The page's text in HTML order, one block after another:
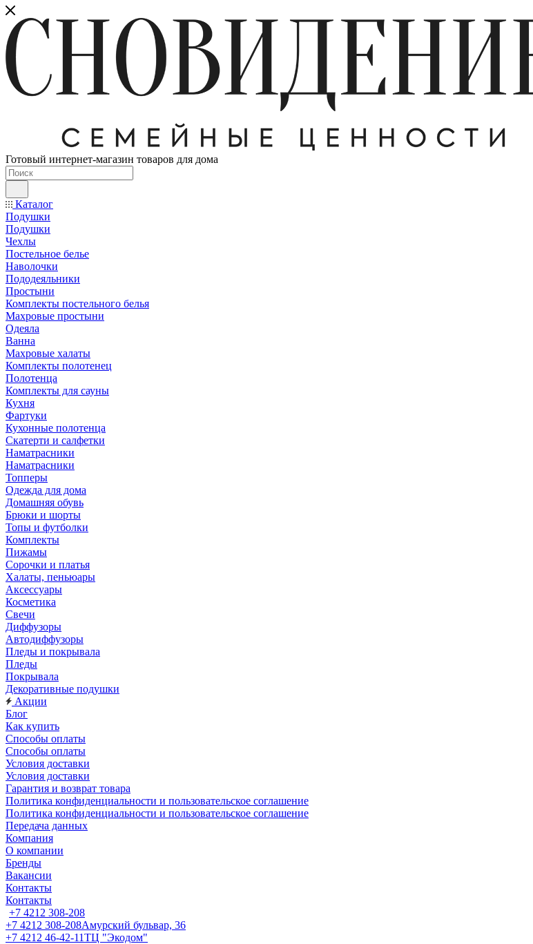
Готовый интернет-магазин товаров для дома
Каталог
Подушки
Подушки
Чехлы
Постельное белье
Наволочки
Пододеяльники
Простыни
Комплекты постельного белья
Махровые простыни
Одеяла
Ванна
Махровые халаты
Комплекты полотенец
Полотенца
Комплекты для сауны
Кухня
Фартуки
Кухонные полотенца
Скатерти и салфетки
Наматрасники
Наматрасники
Топперы
Одежда для дома
Домашняя обувь
Брюки и шорты
Топы и футболки
Комплекты
Пижамы
Сорочки и платья
Халаты, пеньюары
Аксессуары
Косметика
Свечи
Диффузоры
Автодиффузоры
Пледы и покрывала
Пледы
Покрывала
Декоративные подушки
Акции
Блог
Как купить
Способы оплаты
Способы оплаты
Условия доставки
Условия доставки
Гарантия и возврат товара
Политика конфиденциальности и пользовательское соглашение
Политика конфиденциальности и пользовательское соглашение
Передача данных
Компания
О компании
Бренды
Вакансии
Контакты
Контакты
+7 4212 308-208
+7 4212 308-208Амурский бульвар, 36
+7 4212 46-42-11ТЦ "Экодом"